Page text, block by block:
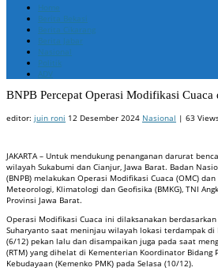
Home
Berita Bekasi
Berita Cikarang
Berita Jabar
Nasional
Politik
ADV
BNPB Percepat Operasi Modifikasi
editor: juin roni 12 Desember 2024 Nasional | 63
JAKARTA – Untuk mendukung penanganan darurat
wilayah Sukabumi dan Cianjur, Jawa Barat. Badan
(BNPB) melakukan Operasi Modifikasi Cuaca (OMC)
Meteorologi, Klimatologi dan Geofisika (BMKG), TNI
Provinsi Jawa Barat.
Operasi Modifikasi Cuaca ini dilaksanakan
Suharyanto saat meninjau wilayah lokasi terdampak di
(6/12) pekan lalu dan disampaikan juga pada saat
(RTM) yang dihelat di Kementerian Koordinator Bidang
Kebudayaan (Kemenko PMK) pada Selasa (10/12).